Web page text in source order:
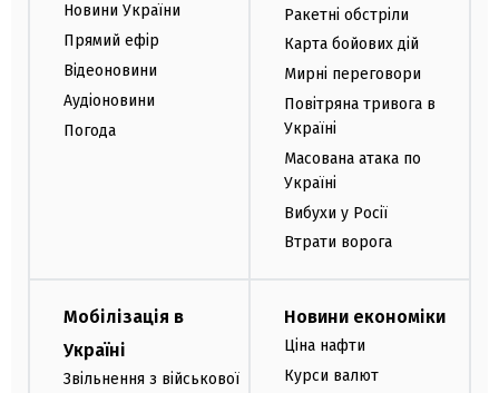
Новини України
Прямий ефір
Відеоновини
Аудіоновини
Погода
Ракетні обстріли
Карта бойових дій
Мирні переговори
Повітряна тривога в
Україні
Масована атака по
Україні
Вибухи у Росії
Втрати ворога
Мобілізація в
Україні
Звільнення з військової
Новини економіки
Ціна нафти
Курси валют